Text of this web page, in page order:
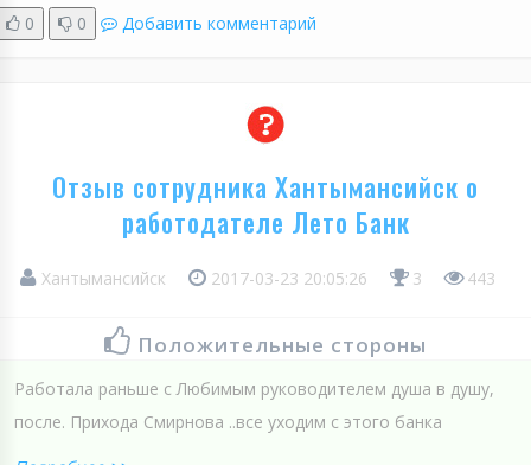
0 0 Добавить комментарий
Отзыв сотрудника Хантымансийск о
работодателе Лето Банк
Хантымансийск 2017-03-23 20:05:26 3 443
Положительные стороны
Работала раньше с Любимым руководителем душа в душу,
после. Прихода Смирнова ..все уходим с этого банка